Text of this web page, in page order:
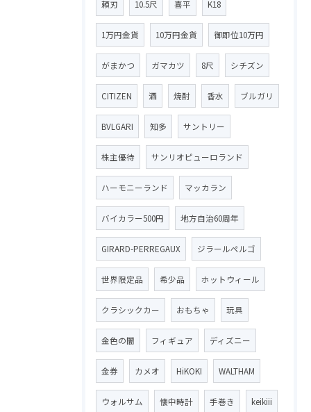
頼刃 10.5尺 喜平 K18
1万円金貨 10万円金貨 御即位10万円
がまかつ ガマカツ 8尺 シチズン
CITIZEN 酒 焼酎 香水 ブルガリ
BVLGARI 知多 サントリー
株主優待 サンリオピューロランド
ハーモニーランド マッカラン
バイカラー500円 地方自治60周年
GIRARD-PERREGAUX ジラールペルゴ
世界限定品 希少品 ホットウィール
クラシックカー おもちゃ 玩具
金色の闇 フィギュア ディズニー
金券 カメオ HiKOKI WALTHAM
ウォルサム 懐中時計 手巻き keikiii